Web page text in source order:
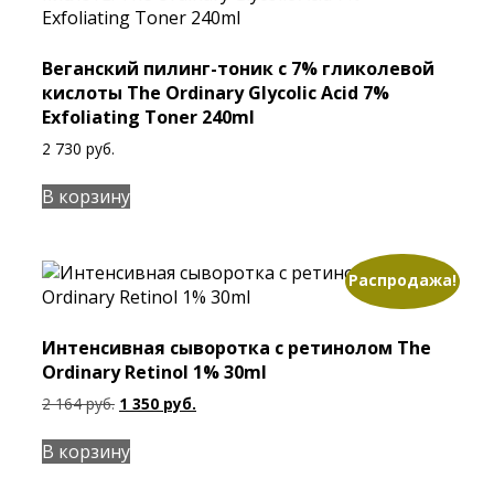
Веганский пилинг-тоник с 7% гликолевой
кислоты The Ordinary Glycolic Acid 7%
Exfoliating Toner 240ml
2 730 руб.
В корзину
Распродажа!
Интенсивная сыворотка с ретинолом The
Ordinary Retinol 1% 30ml
2 164руб. Первоначальная
составляла
2
1 350 руб.
В корзину